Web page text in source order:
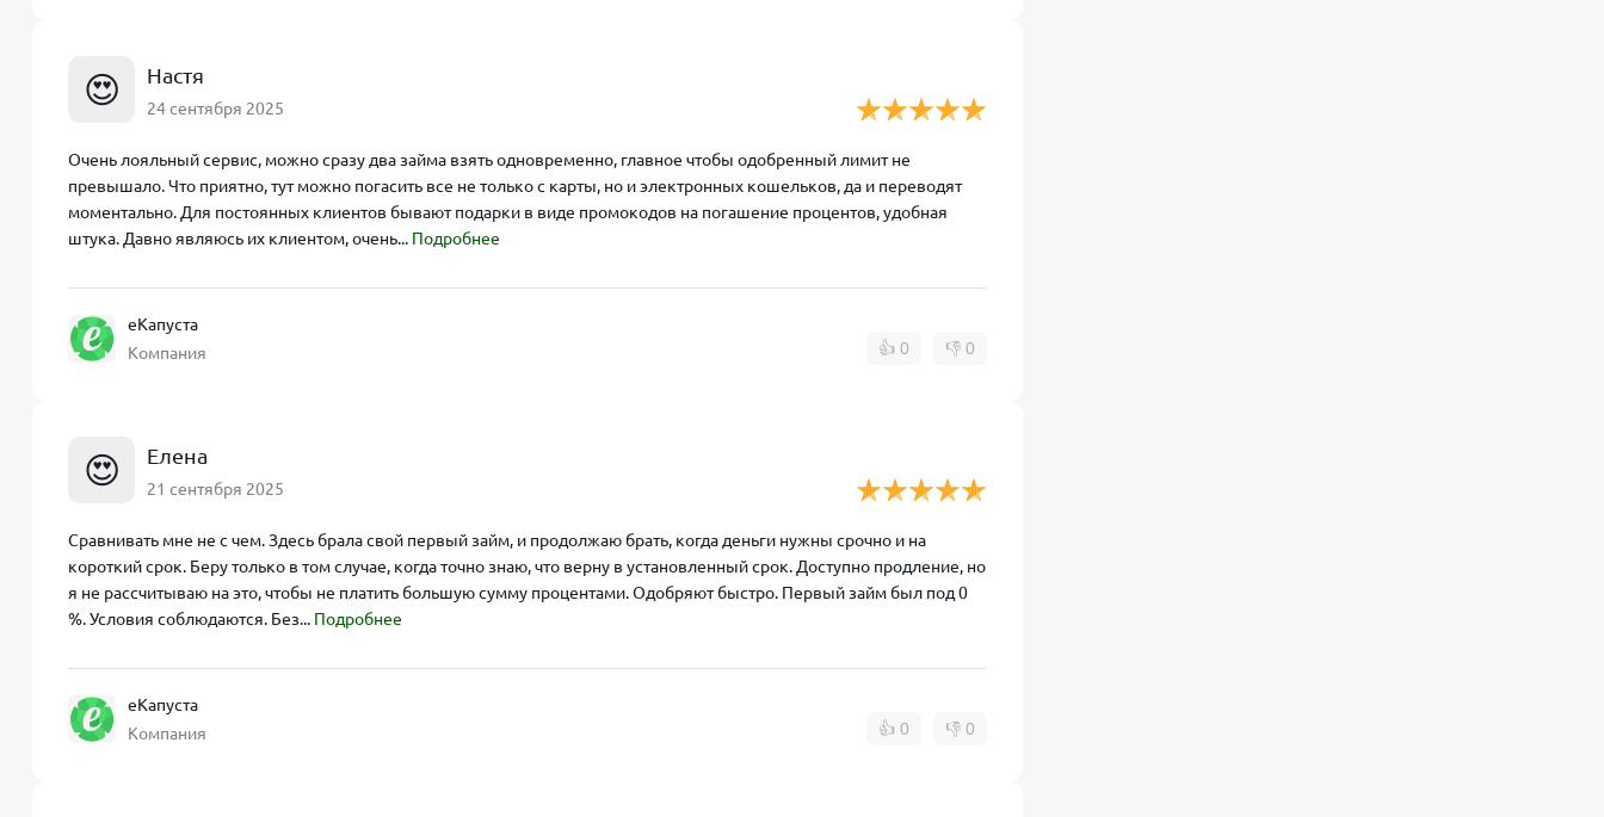
😍 Настя
24 сентября 2025
Очень лояльный сервис, можно сразу два займа взять одновременно, главное чтобы одобренный лимит не
превышало. Что приятно, тут можно погасить все не только с карты, но и электронных кошельков, да и переводят
моментально. Для постоянных клиентов бывают подарки в виде промокодов на погашение процентов, удобная
штука. Давно являюсь их клиентом, очень... Подробнее
еКапуста
Компания
👍 0 👎 0
😍 Елена
21 сентября 2025
Сравнивать мне не с чем. Здесь брала свой первый займ, и продолжаю брать, когда деньги нужны срочно и на
короткий срок. Беру только в том случае, когда точно знаю, что верну в установленный срок. Доступно продление, но
я не рассчитываю на это, чтобы не платить большую сумму процентами. Одобряют быстро. Первый займ был под 0
%. Условия соблюдаются. Без... Подробнее
еКапуста
Компания
👍 0 👎 0